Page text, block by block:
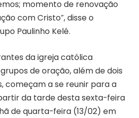
momento de renovação
com Cristo”, disse o
Paulinho Kelé.
da igreja católica
de oração, além de dois
começam a se reunir para a
da tarde desta sexta-feira
de quarta-feira (13/02) em